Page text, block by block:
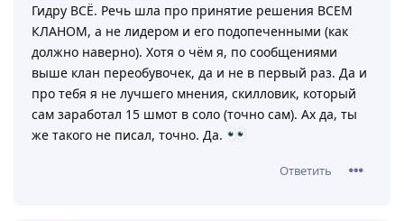
Гидру ВСЁ. Речь шла про принятие решения ВСЕМ
КЛАНОМ, а не лидером и его подопеченными (как
должно наверно). Хотя о чём я, по сообщениями
выше клан переобувочек, да и не в первый раз. Да и
про тебя я не лучшего мнения, скилловик, который
сам заработал 15 шмот в соло (точно сам). Ах да, ты
же такого не писал, точно. Да.
Ответить